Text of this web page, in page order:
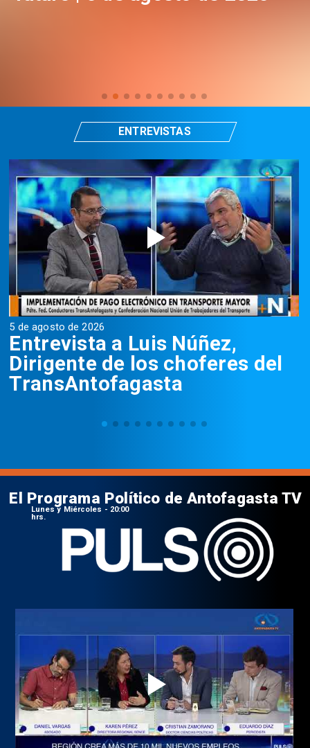
5 de agosto de 2026
Entrevista a Luis Núñez,
Dirigente de los choferes del
TransAntofagasta
ENTREVISTAS
El Programa Político de Antofagasta TV
Lunes y Miércoles - 20:00
hrs.